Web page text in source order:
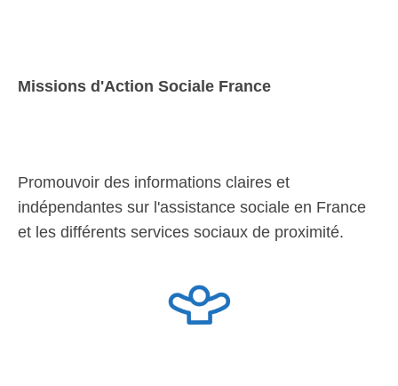
Missions d'Action Sociale France
Promouvoir des informations claires et
indépendantes sur l'assistance sociale en France
et les différents services sociaux de proximité.